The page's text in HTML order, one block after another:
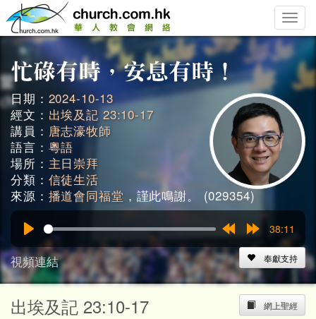
Toggle
日期： 2024-10-13
經文： 出埃及記 23:10-17
講員： 唐志濠牧師
語言： 粵語
場所： 主日崇拜
分類： 信徒生活
來源： 播道會同福堂 ，謹此鳴謝。 (029354)
Play
15s
Forward
15s
38:11
視頻連結 奉獻支持
網上聖經
出埃及記 23:10-17